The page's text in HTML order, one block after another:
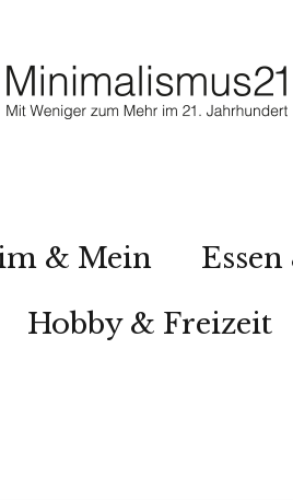
& Mein
Hobby & Freizeit